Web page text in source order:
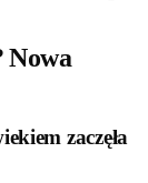
Nowa
zaczęła